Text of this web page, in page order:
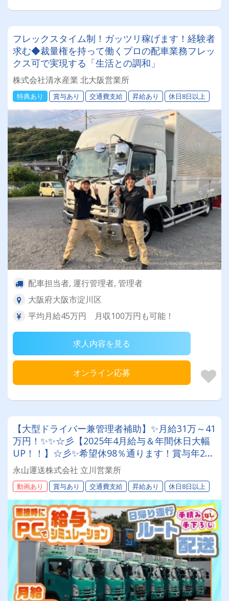
フレックスタイム制！ガッツリ稼げます！経験者
求む◆裁量権を持って働くプロの配車業務フレッ
クス可で実現する「生活との調和」
株式会社清水産業 北大阪営業所
特典あり 賞与あり 交通費支給 昇給あり 休日8日以上
配車担当者, 運行管理者, 管理者
大阪府大阪市淀川区
平均月給45万円 月収100万円も可能！
求人内容を見る
オンライン応募
【大型ドライバー兼管理者補助】✨月給31万～41
万円！✨✨☆彡【2025年4月給与＆年間休日大幅
UP！！】☆彡✨希望休98％通ります！賞与年2回
＋決算賞与あり◎大手スーパーのお仕事で業績安
定★
永山運送株式会社 立川営業所
動画あり 賞与あり 交通費支給 昇給あり 休日8日以上